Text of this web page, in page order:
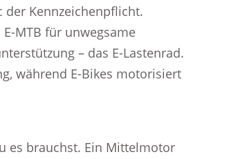
der Kennzeichenpflicht.
MTB für unwegsame
– das E-Lastenrad.
während E-Bikes motorisiert
es brauchst. Ein Mittelmotor